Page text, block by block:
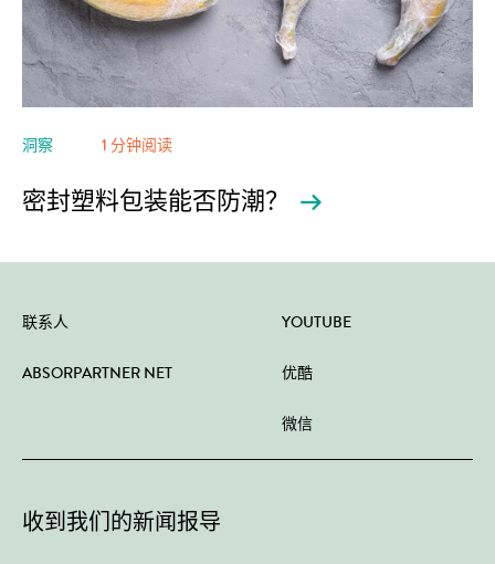
洞察 1 分钟阅读
密封塑料包装能否防潮？
联系人
ABSORPARTNER NET
YOUTUBE
优酷
微信
收到我们的新闻报导